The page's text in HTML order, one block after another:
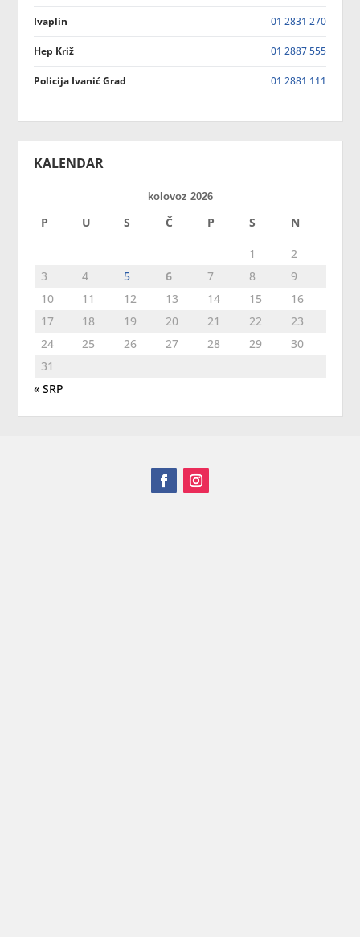
Ivaplin 01 2831 270
Hep Križ 01 2887 555
Policija Ivanić Grad 01 2881 111
KALENDAR
kolovoz 2026
P U S Č P S N
1
2
3
4 5 6 7 8
9
10
11 12 13 14 15
16
17
18 19 20 21 22
23
24
25 26 27 28 29
30
31
« SRP